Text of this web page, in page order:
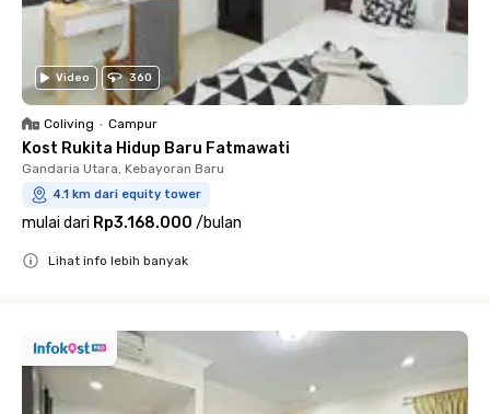
Video 360
Coliving • Campur
Kost Rukita Hidup Baru Fatmawati
Gandaria Utara, Kebayoran Baru
4.1 km dari equity tower
mulai dari Rp3.168.000 /bulan
Lihat info lebih banyak